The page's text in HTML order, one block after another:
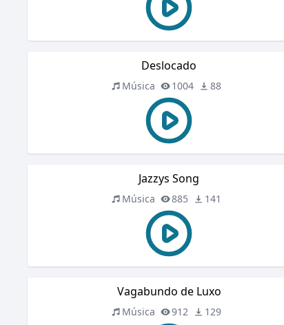
Deslocado
Música 1004 88
Jazzys Song
Música 885 141
Vagabundo de Luxo
Música 912 129